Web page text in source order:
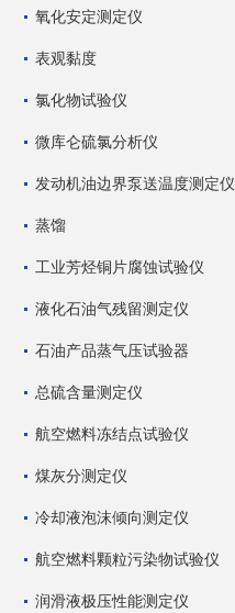
氧化安定测定仪
表观黏度
氯化物试验仪
微库仑硫氯分析仪
发动机油边界泵送温度测定仪
蒸馏
工业芳烃铜片腐蚀试验仪
液化石油气残留测定仪
石油产品蒸气压试验器
总硫含量测定仪
航空燃料冻结点试验仪
煤灰分测定仪
冷却液泡沫倾向测定仪
航空燃料颗粒污染物试验仪
润滑液极压性能测定仪